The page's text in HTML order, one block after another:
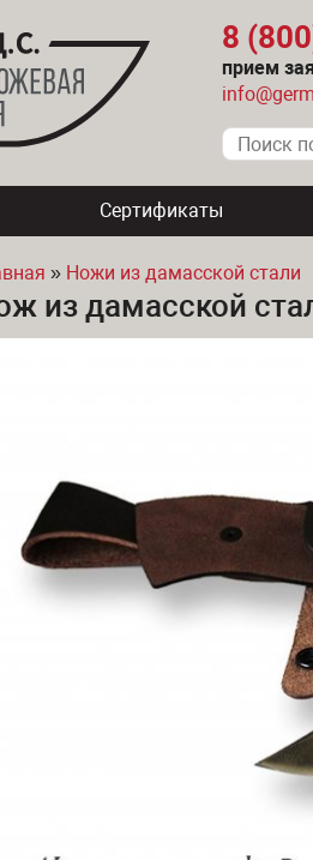
8
прием
Сертификаты
здесь
» Ножи из дамасской стали
из дамасской